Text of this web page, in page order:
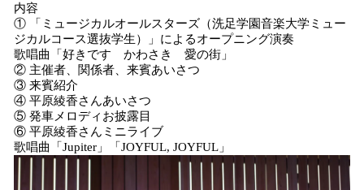
内容
① 「ミュージカルオールスターズ（洗足学園音楽大学ミュー
ジカルコース選抜学生）」によるオープニング演奏
歌唱曲「好きです かわさき 愛の街」
② 主催者、関係者、来賓あいさつ
③ 来賓紹介
④ 平原綾香さんあいさつ
⑤ 発車メロディお披露目
⑥ 平原綾香さんミニライブ
歌唱曲「Jupiter」「JOYFUL, JOYFUL」